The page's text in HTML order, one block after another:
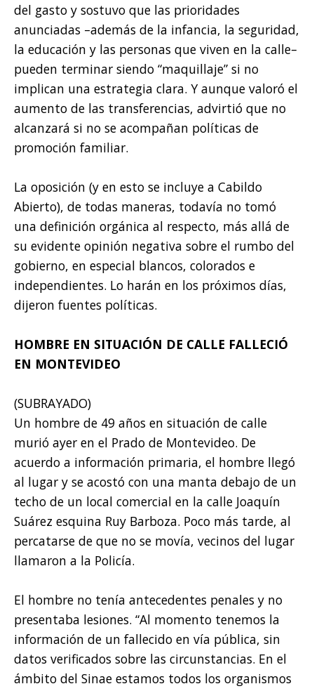
del gasto y sostuvo que las prioridades
anunciadas –además de la infancia, la seguridad,
la educación y las personas que viven en la calle–
pueden terminar siendo “maquillaje” si no
implican una estrategia clara. Y aunque valoró el
aumento de las transferencias, advirtió que no
alcanzará si no se acompañan políticas de
promoción familiar.
La oposición (y en esto se incluye a Cabildo
Abierto), de todas maneras, todavía no tomó
una definición orgánica al respecto, más allá de
su evidente opinión negativa sobre el rumbo del
gobierno, en especial blancos, colorados e
independientes. Lo harán en los próximos días,
dijeron fuentes políticas.
HOMBRE EN SITUACIÓN DE CALLE FALLECIÓ
EN MONTEVIDEO
(SUBRAYADO)
Un hombre de 49 años en situación de calle
murió ayer en el Prado de Montevideo. De
acuerdo a información primaria, el hombre llegó
al lugar y se acostó con una manta debajo de un
techo de un local comercial en la calle Joaquín
Suárez esquina Ruy Barboza. Poco más tarde, al
percatarse de que no se movía, vecinos del lugar
llamaron a la Policía.
El hombre no tenía antecedentes penales y no
presentaba lesiones. “Al momento tenemos la
información de un fallecido en vía pública, sin
datos verificados sobre las circunstancias. En el
ámbito del Sinae estamos todos los organismos